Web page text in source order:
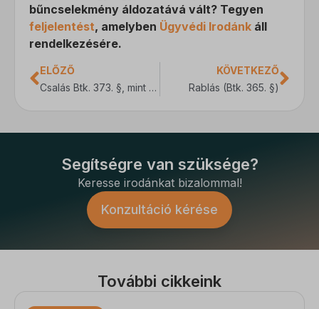
bűncselekmény áldozatává vált? Tegyen
feljelentést, amelyben Ügyvédi Irodánk áll
rendelkezésére.
ELŐZŐ
Csalás Btk. 373. §, mint bűncselekmény jelentése, büntetése, típusai
KÖVETKEZŐ
Rablás (Btk. 365. §)
Segítségre van szüksége?
Keresse irodánkat bizalommal!
Konzultáció kérése
További cikkeink